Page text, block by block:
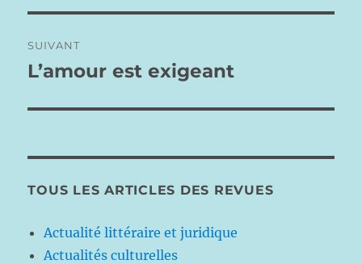
SUIVANT
Publication
L’amour est exigeant
TOUS LES ARTICLES DES REVUES
Actualité littéraire et juridique
Actualités culturelles